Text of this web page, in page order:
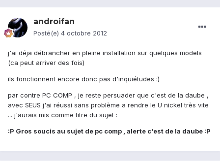
androifan
Posté(e) 4 octobre 2012
j'ai déja débrancher en pleine installation sur quelques models
(ca peut arriver des fois)
ils fonctionnent encore donc pas d'inquiétudes :)
par contre PC COMP , je reste persuader que c'est de la daube ,
avec SEUS j'ai réussi sans problème a rendre le U nickel très vite
... j'aurais mis comme titre du sujet :
:P Gros soucis au sujet de pc comp , alerte c'est de la daube :P